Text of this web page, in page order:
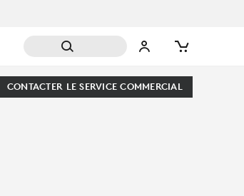
CONTACTER LE SERVICE COMMERCIAL